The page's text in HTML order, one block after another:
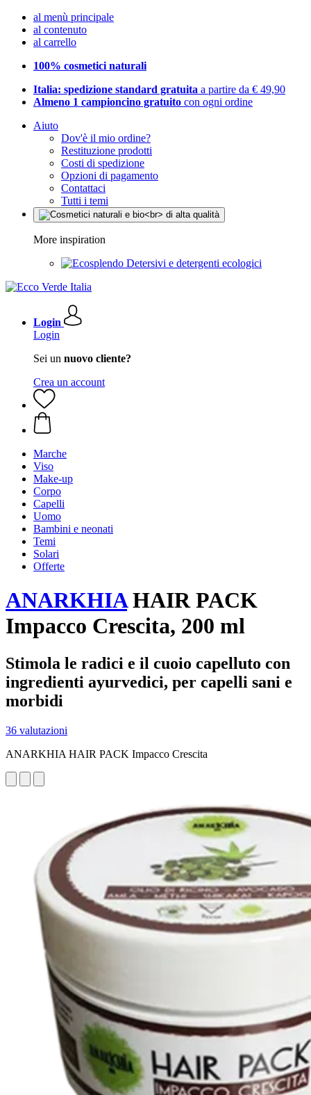
al menù principale
al contenuto
al carrello
100% cosmetici naturali
Italia: spedizione standard gratuita a partire da € 49,90
Almeno 1 campioncino gratuito con ogni ordine
Aiuto
Dov'è il mio ordine?
Restituzione prodotti
Costi di spedizione
Opzioni di pagamento
Contattaci
Tutti i temi
More inspiration
Detersivi e detergenti ecologici
Login
Login
Sei un nuovo cliente?
Crea un account
Marche
Viso
Make-up
Corpo
Capelli
Uomo
Bambini e neonati
Temi
Solari
Offerte
ANARKHIAHAIR PACK
Impacco Crescita, 200 ml
Stimola le radici e il cuoio capelluto con
ingredienti ayurvedici, per capelli sani e
morbidi
36 valutazioni
ANARKHIA HAIR PACK Impacco Crescita